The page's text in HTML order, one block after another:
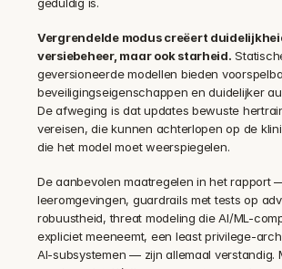
Vergrendelde modus creëert
versiebeheer, maar ook starheid.
geversioneerde modellen bieden
beveiligingseigenschappen en duidelijker
De afweging is dat updates bewuste
vereisen, die kunnen achterlopen op de
die het model moet weerspiegelen.
De aanbevolen maatregelen in het rapport
leeromgevingen, guardrails met tests op
robuustheid, threat modeling die AI/ML-
expliciet meeneemt, een least privilege-
AI-subsystemen — zijn allemaal verstandig.